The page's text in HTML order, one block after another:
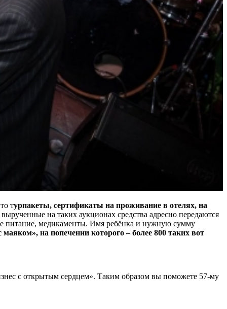
турпакеты, сертификаты на проживание в отелях, на
на таких аукционах средства адресно передаются
питание, медикаменты. Имя ребёнка и нужную сумму
на попечении которого – более 800 таких вот
с открытым сердцем». Таким образом вы поможете 57-му